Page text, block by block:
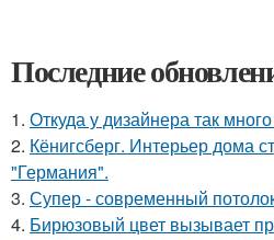
Последние
1. Откуда у дизайнера так
2. Кёнигсберг. Интерьер дома
"Германия".
3. Супер - современный
4. Бирюзовый цвет вызывает